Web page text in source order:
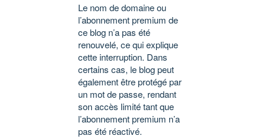
Le nom de domaine ou
l’abonnement premium de
ce blog n’a pas été
renouvelé, ce qui explique
cette interruption. Dans
certains cas, le blog peut
également être protégé par
un mot de passe, rendant
son accès limité tant que
l’abonnement premium n’a
pas été réactivé.